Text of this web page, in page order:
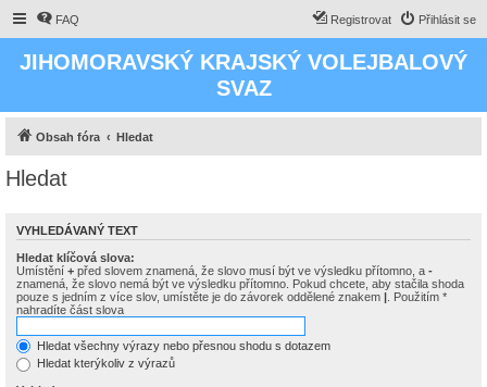
FAQ Přihlásit se
Registrovat
JIHOMORAVSKÝ KRAJSKÝ VOLEJBALOVÝ
SVAZ
Obsah fóra Hledat
Hledat
VYHLEDÁVANÝ TEXT
Hledat klíčová slova:
Umístění + před slovem znamená, že slovo musí být ve výsledku přítomno, a -
znamená, že slovo nemá být ve výsledku přítomno. Pokud chcete, aby stačila shoda
pouze s jedním z více slov, umístěte je do závorek oddělené znakem | . Použitím *
nahradíte část slova
Hledat všechny výrazy nebo přesnou shodu s dotazem
Hledat kterýkoliv z výrazů